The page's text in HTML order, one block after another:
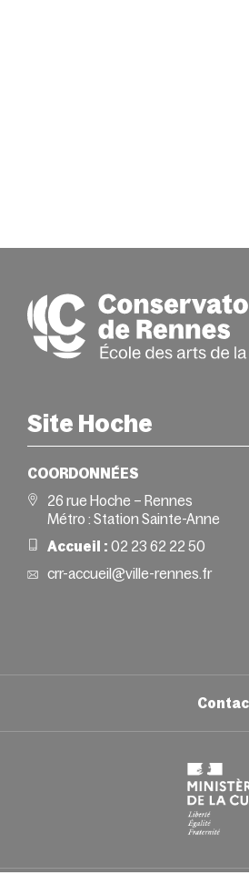
Site Hoche
COORDONNÉES
26 rue Hoche – Rennes
Métro : Station Sainte-Anne
Accueil : 02 23 62 22 50
crr-accueil@ville-rennes.fr